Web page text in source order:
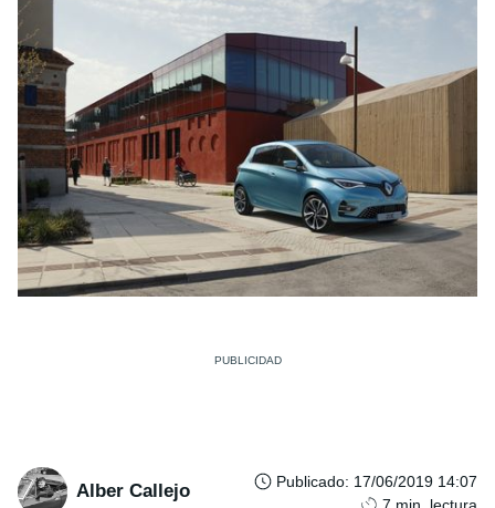
Alber Callejo Publicado: 17/06/2019 14:07
7 min. lectura